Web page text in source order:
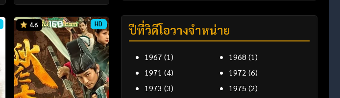
4.6 HD ปีที่วิดีโอวางจำหน่าย
1967 (1) 1968 (1)
1971 (4) 1972 (6)
1973 (3) 1975 (2)